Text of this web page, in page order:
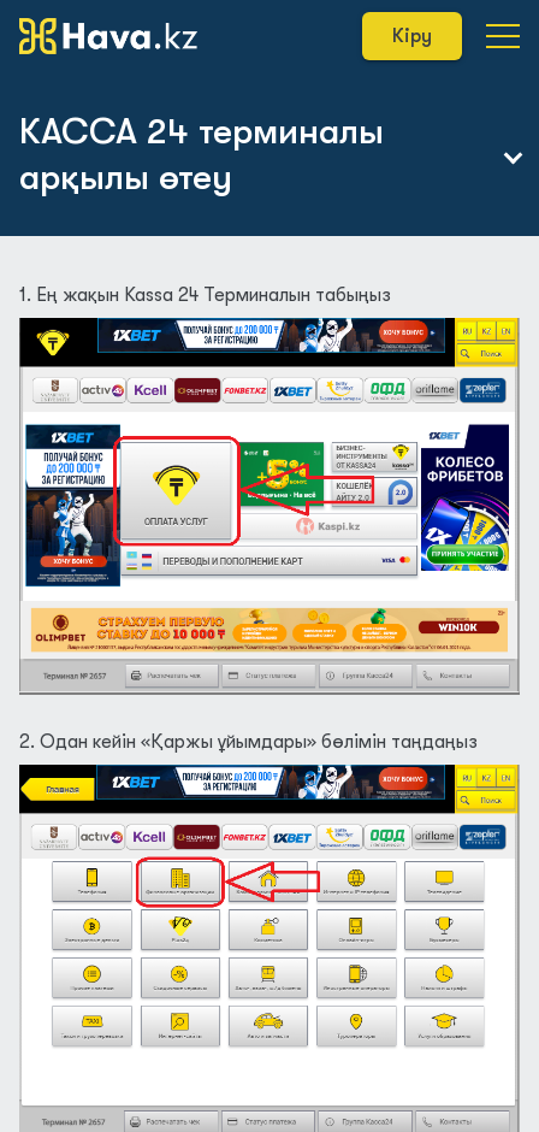
Кіру
КАССА 24 терминалы
арқылы өтеу
Homebank
КАССА 24 терминалы
QIWI терминалы
1. Ең жақын Kassa 24 Терминалын табыңыз
2. Одан кейін «Қаржы ұйымдары» бөлімін таңдаңыз